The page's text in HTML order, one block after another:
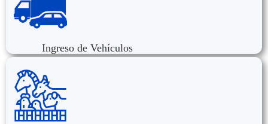
Ingreso de Vehículos